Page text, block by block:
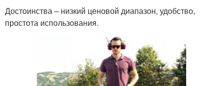
Достоинства – низкий ценовой диапазон, удобство,
простота использования.